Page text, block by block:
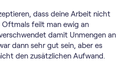
dass deine Arbeit nicht
Oftmals feilt man ewig an
damit Unmengen an
dann sehr gut sein, aber es
den zusätzlichen Aufwand.